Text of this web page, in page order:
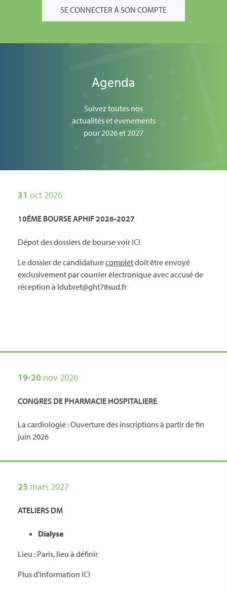
SE CONNECTER À SON COMPTE
Agenda
Suivez toutes nos
actualités et évenements
pour 2026 et 2027
31 oct 2026
10ÉME BOURSE APHIF 2026-2027
Dépot des dossiers de bourse voir ICI
Le dossier de candidaturecompletdoit être envoyé
exclusivement par courrier électronique avec accusé de
réception à ldubret@ght78sud.fr
19-20 nov 2026
CONGRES DE PHARMACIE HOSPITALIERE
La cardiologie : Ouverture des inscriptions à partir de fin
juin 2026
25 mars 2027
ATELIERS DM
Dialyse
Lieu : Paris, lieu à définir
Plus d'information ICI